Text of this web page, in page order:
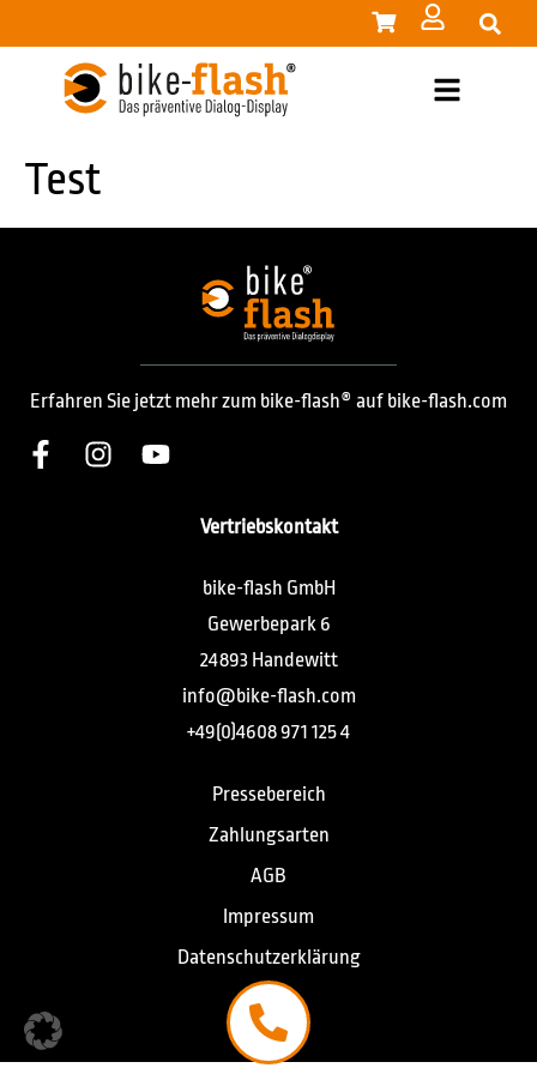
Test
Erfahren Sie jetzt mehr zum bike-flash® auf bike-flash.com
Vertriebskontakt
bike-flash GmbH
Gewerbepark 6
24893 Handewitt
info@bike-flash.com
+49(0)4608 971 125 4
Pressebereich
Zahlungsarten
AGB
Impressum
Datenschutzerklärung